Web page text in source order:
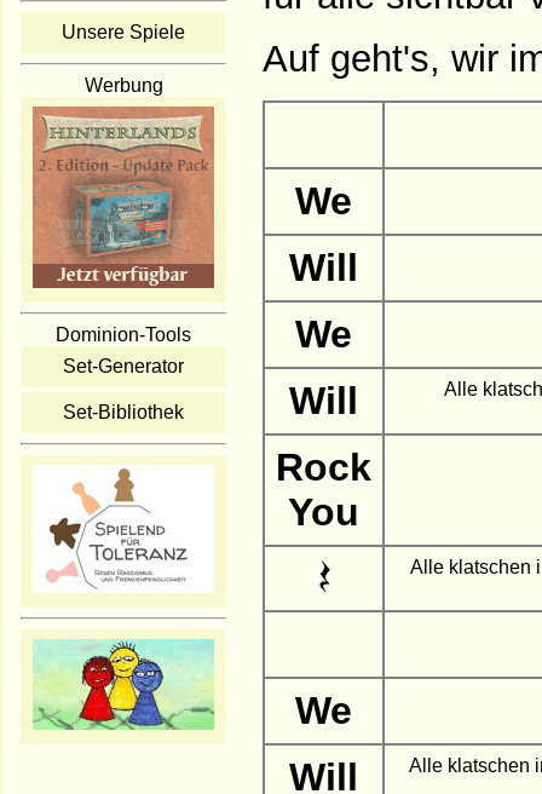
Unsere Spiele
Werbung
Dominion-Tools
Set-Generator
Set-Bibliothek
Auf geht's, wir
We
Will
We
Will
Alle
Rock
You
Alle klatschen
We
Will
Alle klatschen